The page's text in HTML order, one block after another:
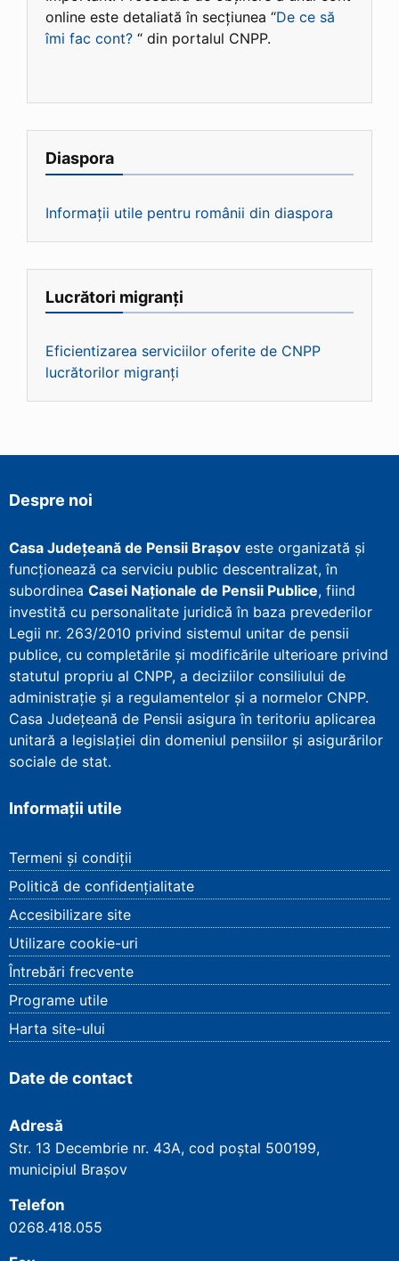
online este detaliată în secțiunea “De ce să
îmi fac cont? “ din portalul CNPP.
Diaspora
Informații utile pentru românii din diaspora
Lucrători migranți
Eficientizarea serviciilor oferite de CNPP
lucrătorilor migranți
Despre noi
Casa Județeană de Pensii Brașov este organizată și
funcționează ca serviciu public descentralizat, în
subordinea Casei Naționale de Pensii Publice, fiind
investită cu personalitate juridică în baza prevederilor
Legii nr. 263/2010 privind sistemul unitar de pensii
publice, cu completările și modificările ulterioare privind
statutul propriu al CNPP, a deciziilor consiliului de
administrație și a regulamentelor și a normelor CNPP.
Casa Județeană de Pensii asigura în teritoriu aplicarea
unitară a legislației din domeniul pensiilor și asigurărilor
sociale de stat.
Informații utile
Termeni și condiții
Politică de confidențialitate
Accesibilizare site
Utilizare cookie-uri
Întrebări frecvente
Programe utile
Harta site-ului
Date de contact
Adresă
Str. 13 Decembrie nr. 43A, cod poștal 500199,
municipiul Brașov
Telefon
0268.418.055